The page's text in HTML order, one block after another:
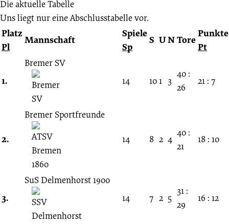
4:0
Spieltag
unbekannt
29.12.1929
1929/1930
(Westkreisliga)
Die aktuelle Tabelle
Uns liegt nur eine Abschlusstabelle vor.
Platz
Pl
Mannschaft
Spiele
Sp
S UNTore
Punkte
Pt
1.
Bremer SV
14
101 3
40 :
26
21 : 7
2.
Bremer Sportfreunde
14 8 2 4
40 :
21
18 : 10
3.
SuS Delmenhorst 1900
14
7 2 5
31 :
29
16 : 12